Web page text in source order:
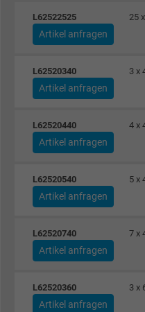
Laufzeit 1 Jahr
Cookie
Anbieter
Zweck
Cookie
Name pl,
Anbieter
L62522525 25
Artikel anfragen
L62520340 3 x
Artikel anfragen
L62520440 4 x
Artikel anfragen
L62520540 5 x
Artikel anfragen
L62520740 7 x
Artikel anfragen
L62520360 3 x
Artikel anfragen